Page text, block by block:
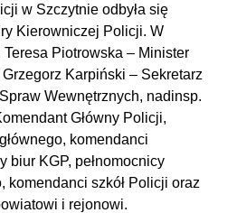
w Szczytnie odbyła się
Kierowniczej Policji. W
Piotrowska – Minister
Karpiński – Sekretarz
Wewnętrznych, nadinsp.
Główny Policji,
komendanci
biur KGP, pełnomocnicy
komendanci szkół Policji oraz
i rejonowi.